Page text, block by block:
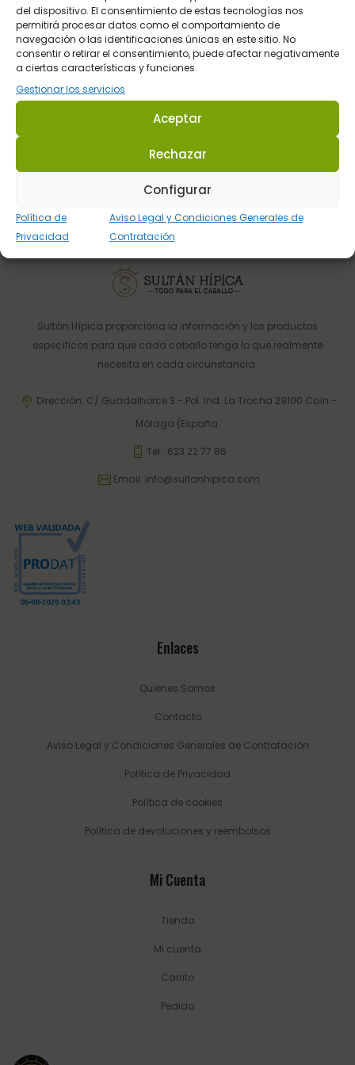
del dispositivo. El consentimiento de estas tecnologías nos
permitirá procesar datos como el comportamiento de
navegación o las identificaciones únicas en este sitio. No
consentir o retirar el consentimiento, puede afectar negativamente
a ciertas características y funciones.
Gestionar los servicios
Aceptar
Rechazar
Configurar
Política de
Privacidad
Aviso Legal y Condiciones Generales de
Contratación
En toda la Península
Pago Seguro
Atención al Cliente
Sultán Hípica proporciona la información y los productos
específicos para que cada caballo tenga lo que realmente
necesita en cada circunstancia.
Dirección: C/ Guadalhorce 3 - Pol. Ind. La Trocha 29100 Coín -
Málaga (España.
Tel.: 623 22 77 86
Email: info@sultanhipica.com
Enlaces
Quienes Somos
Contacto
Aviso Legal y Condiciones Generales de Contratación
Política de Privacidad
Política de cookies
Política de devoluciones y reembolsos
Mi Cuenta
Tienda
Mi cuenta
Carrito
Pedido